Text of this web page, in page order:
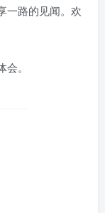
一路的见闻。欢
。